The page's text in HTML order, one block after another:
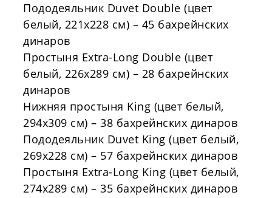
Пододеяльник Duvet Double (цвет
белый, 221x228 см) – 45 бахрейнских
динаров
Простыня Extra-Long Double (цвет
белый, 226x289 см) – 28 бахрейнских
динаров
Нижняя простыня King (цвет белый,
294x309 см) – 38 бахрейнских динаров
Пододеяльник Duvet King (цвет белый,
269x228 см) – 57 бахрейнских динаров
Простыня Extra-Long King (цвет белый,
274x289 см) – 35 бахрейнских динаров